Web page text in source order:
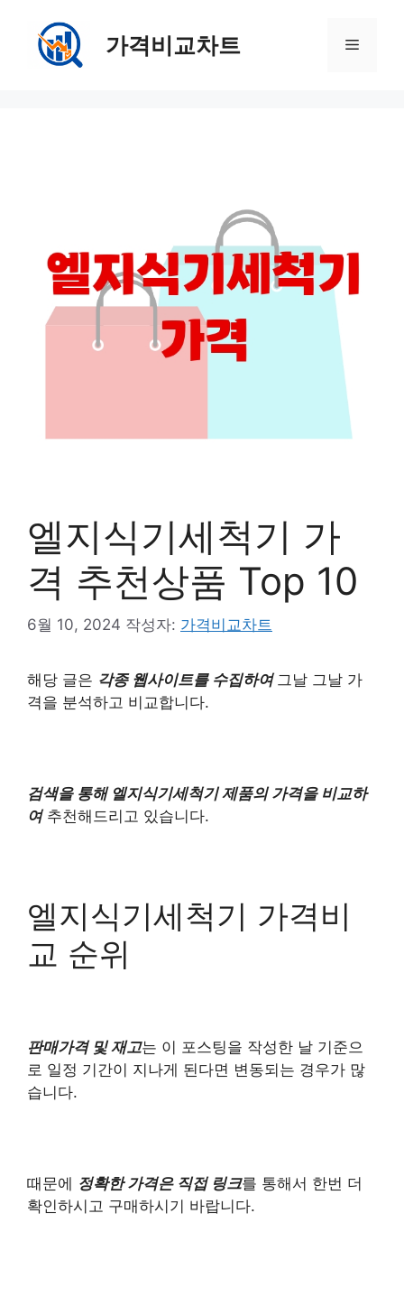
가격비교차트 메
엘지식기세척기 가
격 추천상품 Top 10
6월 10, 2024 작성자: 가격비교차트
해당 글은 각종 웹사이트를 수집하여 그날 그날 가
격을 분석하고 비교합니다.
검색을 통해 엘지식기세척기 제품의 가격을 비교하
여추천해드리고 있습니다.
엘지식기세척기 가격비
교 순위
판매가격 및 재고는 이 포스팅을 작성한 날 기준으
로 일정 기간이 지나게 된다면 변동되는 경우가 많
습니다.
때문에 정확한 가격은 직접 링크를 통해서 한번 더
확인하시고 구매하시기 바랍니다.